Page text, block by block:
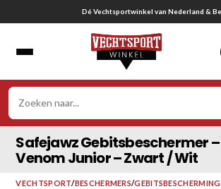
naar
Gratis verzending vanaf € 75,-
Safejawz Gebitsbeschermer
Venom Junior – Zwart / Wit
VECHTSPORT/BESCHERMERS/GEBITSBESCHERMING